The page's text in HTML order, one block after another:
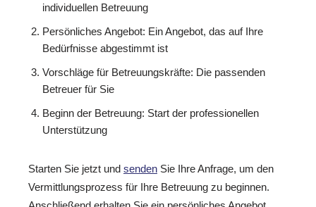
individuellen Betreuung
Persönliches Angebot: Ein Angebot, das auf Ihre
Bedürfnisse abgestimmt ist
Vorschläge für Betreuungskräfte: Die passenden
Betreuer für Sie
Beginn der Betreuung: Start der professionellen
Unterstützung
Starten Sie jetzt und senden Sie Ihre Anfrage, um den
Vermittlungsprozess für Ihre Betreuung zu beginnen.